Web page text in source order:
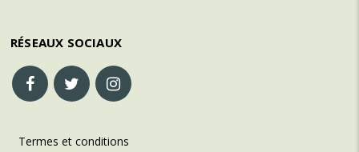
RÉSEAUX SOCIAUX
Termes et conditions